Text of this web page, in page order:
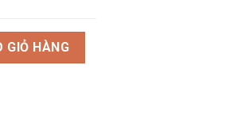
Jade_To số lượng
GIỎ HÀNG